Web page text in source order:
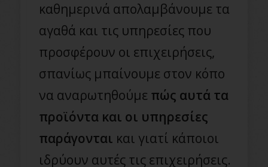
καθημερινά απολαμβάνουμε τα
αγαθά και τις υπηρεσίες που
προσφέρουν οι επιχειρήσεις,
σπανίως μπαίνουμε στον κόπο
να αναρωτηθούμε πώς αυτά τα
προϊόντα και οι υπηρεσίες
παράγονται και γιατί κάποιοι
ιδρύουν αυτές τις επιχειρήσεις.